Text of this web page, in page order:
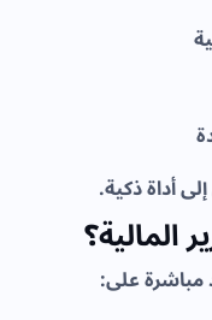
أداة ذكية.
المالية؟
مباشرة على: